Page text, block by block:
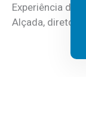
Experiência do
Alçada, diretor